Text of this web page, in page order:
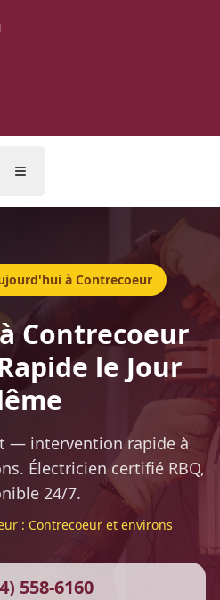
à Contrecoeur
Contrecoeur
le Jour
— intervention rapide à
Électricien certifié RBQ,
24/7.
: Contrecoeur et environs
558-6160